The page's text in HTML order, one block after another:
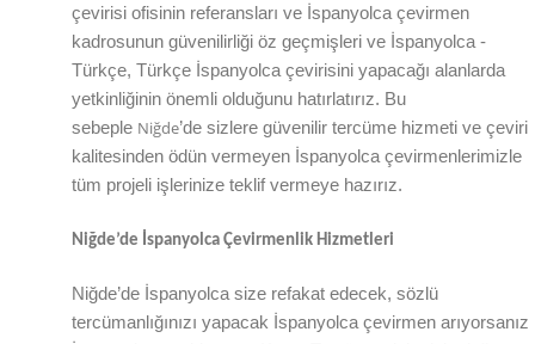
çevirisi ofisinin referansları ve İspanyolca çevirmen
kadrosunun güvenilirliği öz geçmişleri ve İspanyolca -
Türkçe, Türkçe İspanyolca çevirisini yapacağı alanlarda
yetkinliğinin önemli olduğunu hatırlatırız. Bu
sebeple Niğde’de sizlere güvenilir tercüme hizmeti ve çeviri
kalitesinden ödün vermeyen İspanyolca çevirmenlerimizle
tüm projeli işlerinize teklif vermeye hazırız.
Niğde’de İspanyolca Çevirmenlik Hizmetleri
Niğde’de İspanyolca size refakat edecek, sözlü
tercümanlığınızı yapacak İspanyolca çevirmen arıyorsanız